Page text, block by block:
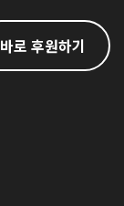
바로 후원하기